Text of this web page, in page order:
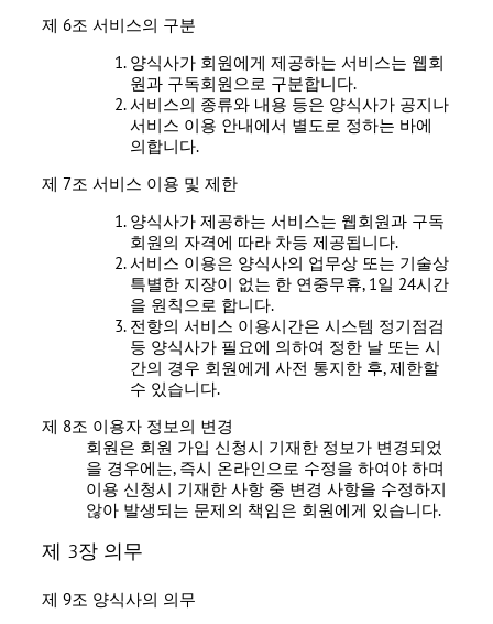
제 6조 서비스의 구분
양식사가 회원에게 제공하는 서비스는 웹회
원과 구독회원으로 구분합니다.
서비스의 종류와 내용 등은 양식사가 공지나
서비스 이용 안내에서 별도로 정하는 바에
의합니다.
제 7조 서비스 이용 및 제한
양식사가 제공하는 서비스는 웹회원과 구독
회원의 자격에 따라 차등 제공됩니다.
서비스 이용은 양식사의 업무상 또는 기술상
특별한 지장이 없는 한 연중무휴, 1일 24시간
을 원칙으로 합니다.
전항의 서비스 이용시간은 시스템 정기점검
등 양식사가 필요에 의하여 정한 날 또는 시
간의 경우 회원에게 사전 통지한 후, 제한할
수 있습니다.
제 8조 이용자 정보의 변경
회원은 회원 가입 신청시 기재한 정보가 변경되었
을 경우에는, 즉시 온라인으로 수정을 하여야 하며
이용 신청시 기재한 사항 중 변경 사항을 수정하지
않아 발생되는 문제의 책임은 회원에게 있습니다.
제 3장 의무
제 9조 양식사의 의무